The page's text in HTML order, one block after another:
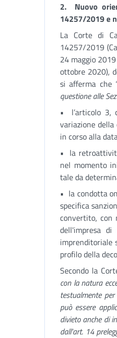
2. Nuovo
14257/2019 e
La Corte di
14257/2019
24 maggio
ottobre 2020),
si afferma che
questione alle
• l’articolo 3,
variazione
in corso alla
• la
nel momento
tale da
• la condotta
specifica
convertito, con
dell'impresa
imprenditoriale
profilo della
Secondo la
con la natura
testualmente
può essere
divieto anche di
dall'art. 14